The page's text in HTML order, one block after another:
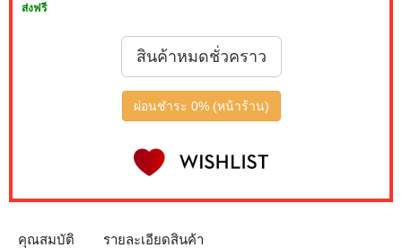
โปรโมชั่นนี้ ติดต่อ 02-017-4444
บาท เหลือเพียง 2,900 บาท MONITOR 24.5 GIGABYTE
IPS GS25F2A SPEAKERS 240Hz (1 เซ็ต ต่อ 1 จอ)
เมื่อซื้อพร้อมคอมเซ็ต ลดทันที 4,000 บาท จากปกติ 9,900
บาท เหลือเพียง 5,900 บาท MONITOR 32 SAMSUNG
COM (1 เซ็ต ต่อ 1 จอ) สนใจโปรโมชั่นนี้ ติดต่อ 02-017-
ส่งฟรี
สินค้าหมดชั่วคราว
ผ่อนชำระ 0% (หน้าร้าน)
คุณสมบัติ รายละเอียดสินค้า